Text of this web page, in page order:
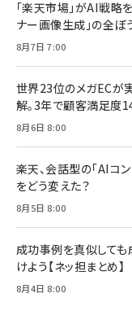
「楽天市場」がAI戦略
ナー画像生成」の全
8月7日 7:00
世界23位のメガECが
解。3年で顧客満足度
8月6日 8:00
楽天、会話型の「AIコ
をどう変えた？
8月5日 8:00
成功事例を真似しても
けよう【ネッ担まとめ】
8月4日 8:00